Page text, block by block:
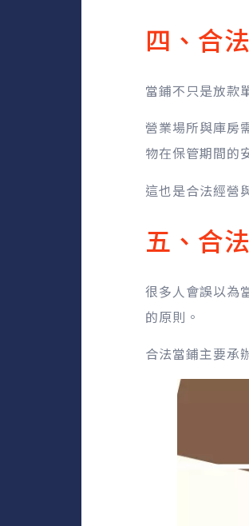
四、合
當鋪不只是放款
營業場所與庫房
物在保管期間的
這也是合法經營
五、合
很多人會誤以為
的原則。
合法當鋪主要承